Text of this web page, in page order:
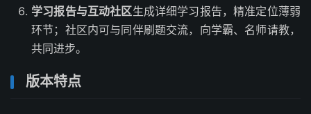
学习报告与互动社区生成详细学习报告，精准定位薄弱
环节；社区内可与同伴刷题交流，向学霸、名师请教，
共同进步。
版本特点